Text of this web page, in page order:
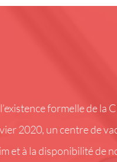
formelle de
2020, un centre de
et à la disponibilité de